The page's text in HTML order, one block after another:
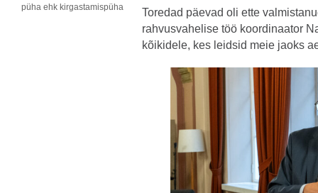
püha ehk kirgastamispüha
Toredad päevad oli ette
rahvusvahelise töö koordinaator
kõikidele, kes leidsid meie jaoks